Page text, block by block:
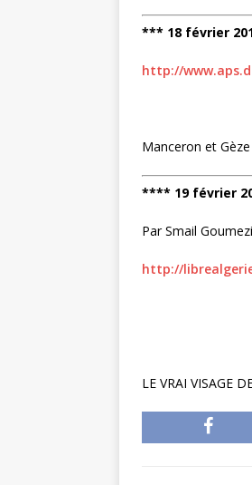
*** 18 février
http://
Manceron et
**** 19 février
Par Smail
http://
LE VRAI VISAGE